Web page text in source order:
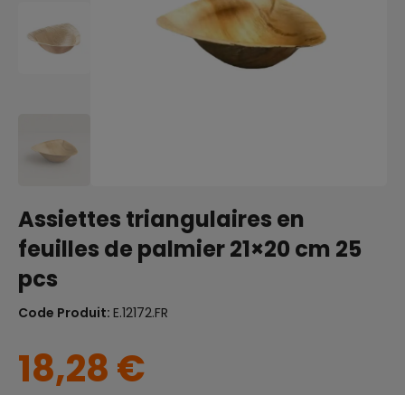
Assiettes triangulaires en
feuilles de palmier 21×20 cm 25
pcs
Code Produit: E.12172.FR
18,28€